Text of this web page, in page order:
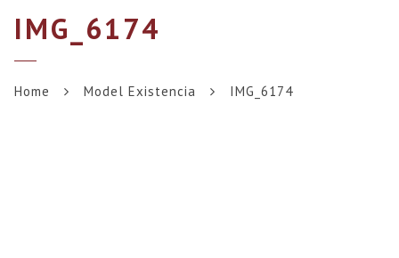
IMG_6174
Home Model Existencia IMG_6174